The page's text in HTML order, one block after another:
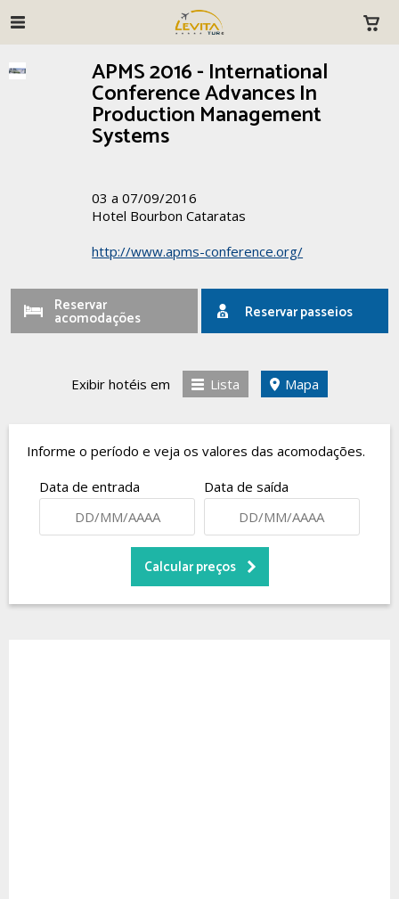
APMS 2016 - International
Conference Advances In
Production Management
Systems
03 a 07/09/2016
Hotel Bourbon Cataratas
http://www.apms-conference.org/
Reservar
acomodações Reservar passeios
Informe o período e veja os valores das acomodações.
Data de entrada
Data de saída
Exibir hotéis em Lista Mapa